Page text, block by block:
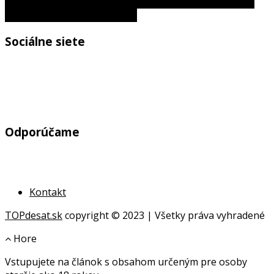
Sociálne siete
Odporúčame
Kontakt
TOPdesat.skcopyright © 2023 | Všetky práva vyhradené
Hore
online
Vstupujete na článok s obsahom určeným pre osoby